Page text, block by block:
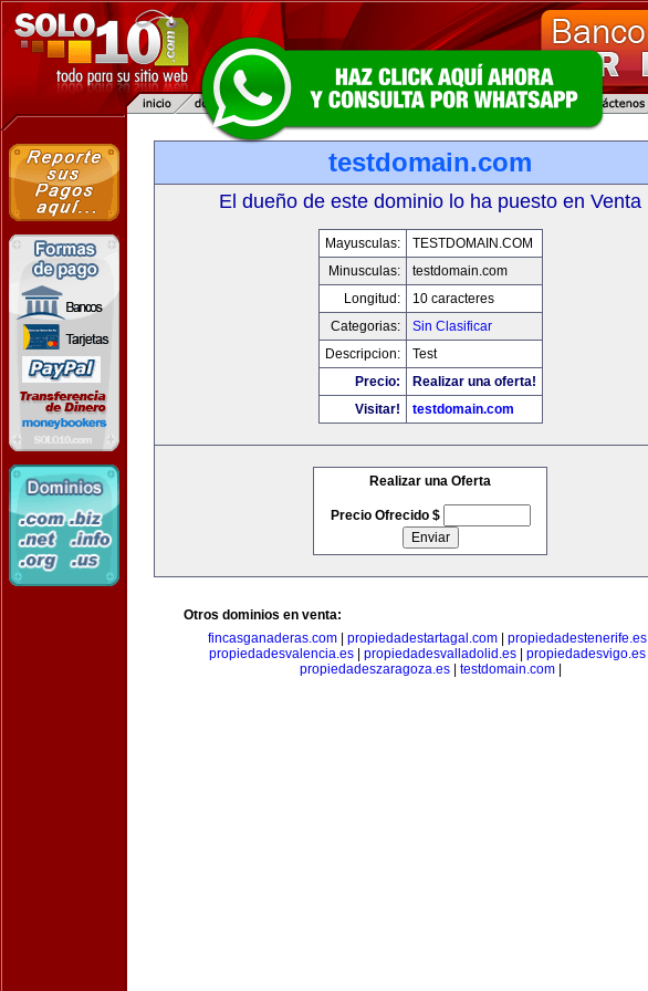
testdomain.com
El dueño de este dominio lo ha puesto en Venta
Mayusculas:
TESTDOMAIN.COM
Minusculas:
testdomain.com
Longitud:
10 caracteres
Categorias:
Sin Clasificar
Descripcion:
Test
Precio:
Realizar una oferta!
Visitar!
testdomain.com
Realizar una Oferta
Precio Ofrecido $
Otros dominios en venta:
fincasganaderas.com| propiedadestartagal.com| propiedadestenerife.es|
propiedadesvalencia.es| propiedadesvalladolid.es| propiedadesvigo.es|
propiedadeszaragoza.es| testdomain.com|